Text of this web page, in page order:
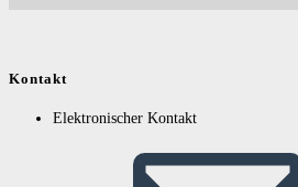
Kontakt
Elektronischer Kontakt